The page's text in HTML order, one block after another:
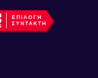
ΕΠΙΛΟΓΉ
ΣΥΝΤΆΚΤΗ